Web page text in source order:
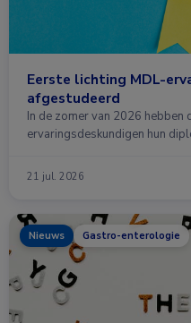
Eerste lichting MDL-
afgestudeerd
In de zomer van 2026 hebben
ervaringsdeskundigen hun
21 jul. 2026
Nieuws Gastro-enterologie